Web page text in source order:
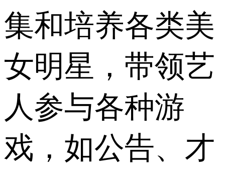
集和培养各类美
女明星，带领艺
人参与各种游
戏，如公告、才